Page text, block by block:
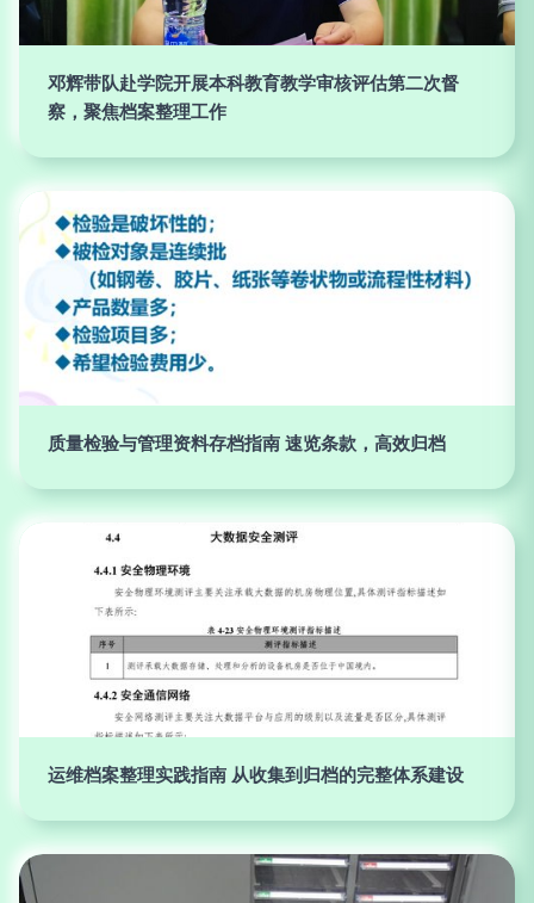
邓辉带队赴学院开展本科教育教学审核评估第二次督
察，聚焦档案整理工作
质量检验与管理资料存档指南 速览条款，高效归档
运维档案整理实践指南 从收集到归档的完整体系建设